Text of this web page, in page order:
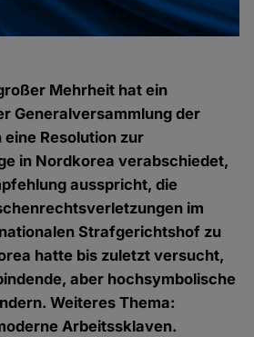
Mehrheit hat ein
Generalversammlung der
Resolution zur
in Nordkorea verabschiedet,
ausspricht, die
im
Strafgerichtshof zu
hatte bis zuletzt versucht,
aber hochsymbolische
Weiteres Thema:
Arbeitssklaven.